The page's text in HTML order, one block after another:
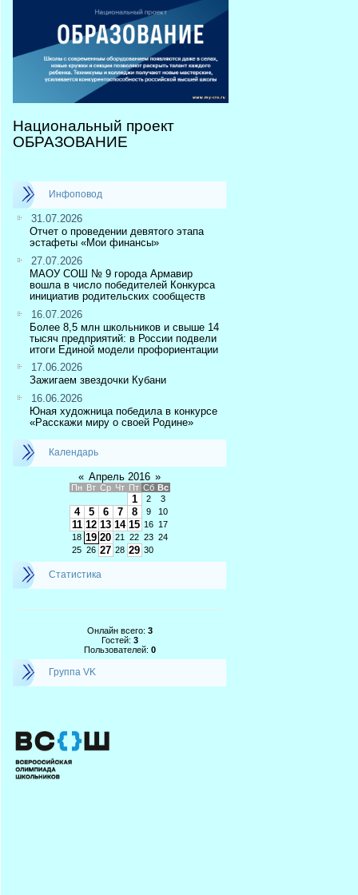
Национальный проект
ОБРАЗОВАНИЕ
Инфоповод
31.07.2026
Отчет о проведении девятого этапа
эстафеты «Мои финансы»
27.07.2026
МАОУ СОШ № 9 города Армавир
вошла в число победителей Конкурса
инициатив родительских сообществ
16.07.2026
Более 8,5 млн школьников и свыше 14
тысяч предприятий: в России подвели
итоги Единой модели профориентации
17.06.2026
Зажигаем звездочки Кубани
16.06.2026
Юная художница победила в конкурсе
«Расскажи миру о своей Родине»
Календарь
« Апрель 2016 »
Пн Вт Ср Чт Пт Сб Вс
1 2 3
4 5 6 7 8 9 10
11 12 13 14 15 16 17
18 19 20 21 22 23 24
25 26 27 28 29 30
Статистика
Онлайн всего: 3
Гостей: 3
Пользователей: 0
Группа VK